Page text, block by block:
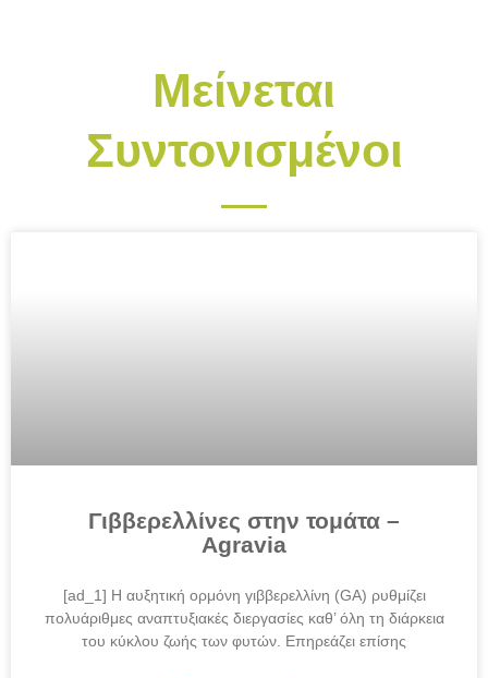
Μείνεται
Συντονισμένοι
Γιββερελλίνες στην τομάτα –
Agravia
[ad_1] Η αυξητική ορμόνη γιββερελλίνη (GA) ρυθμίζει
πολυάριθμες αναπτυξιακές διεργασίες καθ’ όλη τη διάρκεια
του κύκλου ζωής των φυτών. Επηρεάζει επίσης